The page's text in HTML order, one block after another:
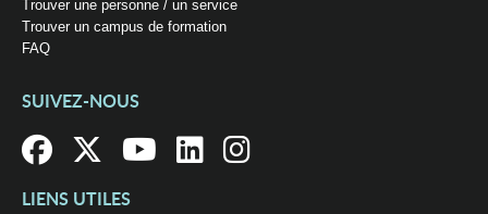
Trouver une personne / un service
Trouver un campus de formation
FAQ
SUIVEZ-NOUS
LIENS UTILES